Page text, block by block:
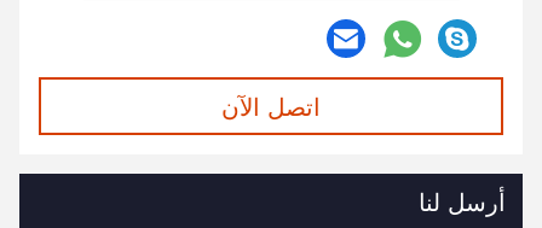
اتصل الآن
أرسل لنا